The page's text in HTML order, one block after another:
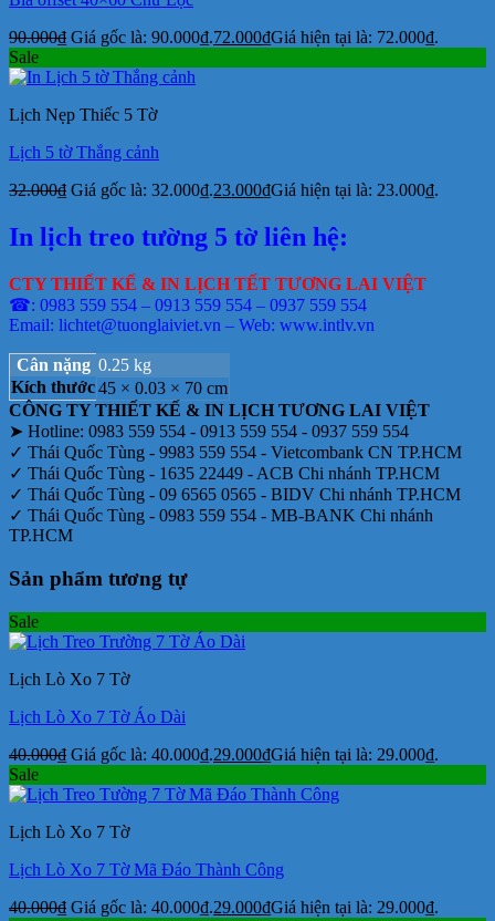
90.000₫ Giá gốc là: 90.000₫.72.000₫Giá hiện tại là: 72.000₫.
Sale
Lịch Nẹp Thiếc 5 Tờ
Lịch 5 tờ Thắng cảnh
32.000₫ Giá gốc là: 32.000₫.23.000₫Giá hiện tại là: 23.000₫.
In lịch treo tường 5 tờ liên hệ:
CTY THIẾT KẾ & IN LỊCH TẾT TƯƠNG LAI VIỆT
☎: 0983 559 554 – 0913 559 554 – 0937 559 554
Email: lichtet@tuonglaiviet.vn – Web: www.intlv.vn
Cân nặng 0.25 kg
Kích thước45 × 0.03 × 70 cm
CÔNG TY THIẾT KẾ & IN LỊCH TƯƠNG LAI VIỆT
➤ Hotline: 0983 559 554 - 0913 559 554 - 0937 559 554
✓ Thái Quốc Tùng - 9983 559 554 - Vietcombank CN TP.HCM
✓ Thái Quốc Tùng - 1635 22449 - ACB Chi nhánh TP.HCM
✓ Thái Quốc Tùng - 09 6565 0565 - BIDV Chi nhánh TP.HCM
✓ Thái Quốc Tùng - 0983 559 554 - MB-BANK Chi nhánh
TP.HCM
Sản phẩm tương tự
Sale
Lịch Lò Xo 7 Tờ
Lịch Lò Xo 7 Tờ Áo Dài
40.000₫ Giá gốc là: 40.000₫.29.000₫Giá hiện tại là: 29.000₫.
Sale
Lịch Lò Xo 7 Tờ
Lịch Lò Xo 7 Tờ Mã Đáo Thành Công
40.000₫ Giá gốc là: 40.000₫.29.000₫Giá hiện tại là: 29.000₫.